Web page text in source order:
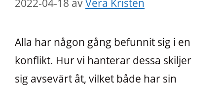
Alla har någon gång befunnit sig i en
konflikt. Hur vi hanterar dessa skiljer
sig avsevärt åt, vilket både har sin